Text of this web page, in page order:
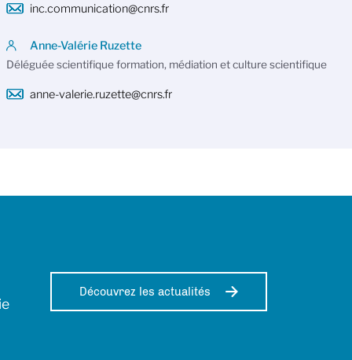
inc.communication@cnrs.fr
Anne-Valérie Ruzette
Déléguée scientifique formation, médiation et culture scientifique
anne-valerie.ruzette@cnrs.fr
Découvrez les actualités